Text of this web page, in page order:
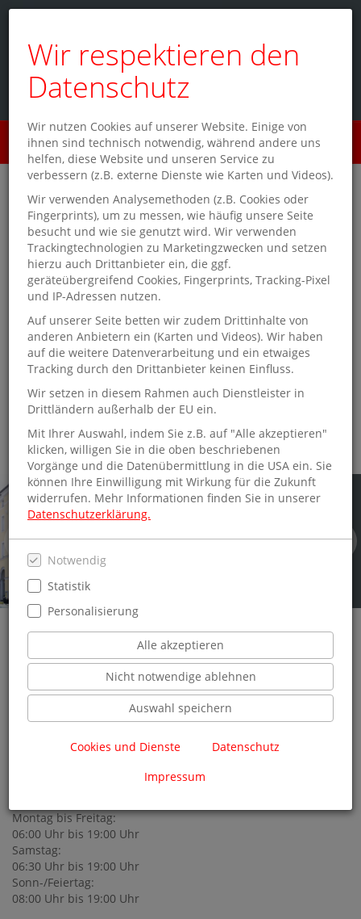
Wir respektieren den
Datenschutz
Wir nutzen Cookies auf unserer Website. Einige von
ihnen sind technisch notwendig, während andere uns
helfen, diese Website und unseren Service zu
verbessern (z.B. externe Dienste wie Karten und Videos).
Wir verwenden Analysemethoden (z.B. Cookies oder
Fingerprints), um zu messen, wie häufig unsere Seite
besucht und wie sie genutzt wird. Wir verwenden
Trackingtechnologien zu Marketingzwecken und setzen
hierzu auch Drittanbieter ein, die ggf.
geräteübergreifend Cookies, Fingerprints, Tracking-Pixel
und IP-Adressen nutzen.
Auf unserer Seite betten wir zudem Drittinhalte von
anderen Anbietern ein (Karten und Videos). Wir haben
auf die weitere Datenverarbeitung und ein etwaiges
Tracking durch den Drittanbieter keinen Einfluss.
Wir setzen in diesem Rahmen auch Dienstleister in
Drittländern außerhalb der EU ein.
Mit Ihrer Auswahl, indem Sie z.B. auf "Alle akzeptieren"
klicken, willigen Sie in die oben beschriebenen
Vorgänge und die Datenübermittlung in die USA ein. Sie
können Ihre Einwilligung mit Wirkung für die Zukunft
widerrufen. Mehr Informationen finden Sie in unserer
Datenschutzerklärung.
Notwendig
Statistik
Personalisierung
Alle akzeptieren
Nicht notwendige ablehnen
Auswahl speichern
Cookies und Dienste
Datenschutz
Impressum
Menü
Bücher gesucht und gefunden
In der UNESCO-Welterbestadt Regensburg finden Sie alles
rund ums Lesen direkt im Bahnhof bei Schmitt & Hahn. Ob
Goldener Turm, Steinerne Brücke, Dom St. Peter oder
Reichssaal – in der bayerischen Stadt an der Donau gibt es
viel zu entdecken. Wer gerne literarische Highlights oder
Fachzeitschriften und Magazine aus aller Welt entdecken
möchte, schaut in der Buchhandlung Schmitt & Hahn vorbei.
Selbstverständlich finden Sie hier auch eine große Auswahl
an nationalen und internationalen Tageszeitungen sowie
Geschenkideen, Kalender, Post- und Grußkarten. Sowohl
Prepaid- und Telefonkarten als auch regionale Fahrkarten
sind hier erhältlich.
Herzlich willkommen
Schmitt & Hahn Buch und Presse Regensburg
Regensburg
Montag bis Freitag:
06:00 Uhr bis 19:00 Uhr
Samstag:
06:30 Uhr bis 19:00 Uhr
Sonn-/Feiertag:
08:00 Uhr bis 19:00 Uhr